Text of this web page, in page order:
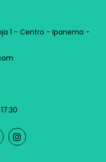
1 - Centro - Ipanema -